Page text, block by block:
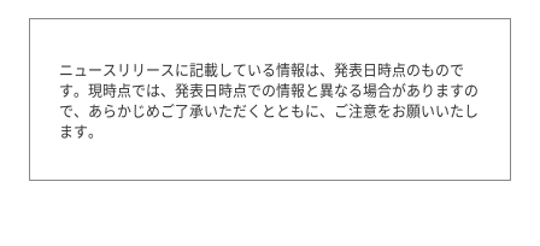
ニュースリリースに記載している情報は、発表日時点のもので
す。 現時点では、発表日時点での情報と異なる場合がありますの
で、あらかじめご了承いただくとともに、ご注意をお願いいたし
ます。